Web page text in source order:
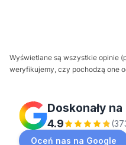
Wyświetlane są wszystkie opinie
weryfikujemy, czy pochodzą one